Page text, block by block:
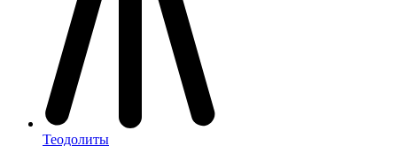
Теодолиты